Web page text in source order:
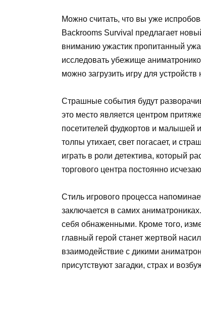
Можно считать, что вы уже
Backrooms Survival предлагает
вниманию ужастик пропитанный
исследовать убежище
можно загрузить игру для
Страшные события будут
это место является центром
посетителей фудкортов и малышей
толпы утихает, свет погасает, и
играть в роли детектива, который
торгового центра постоянно
Стиль игрового процесса
заключается в самих
себя обнаженными. Кроме того,
главный герой станет жертвой
взаимодействие с дикими
присутствуют загадки, страх и